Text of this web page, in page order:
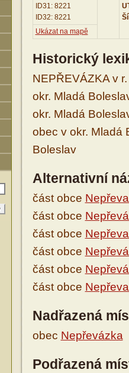
ID31: 8221
ID32: 8221
Ukázat na mapě
Historický
NEPŘEVÁZKA v
okr. Mladá
okr. Mladá
obec v okr. Mladá
Boleslav
Alternativní
část obce
část obce
část obce
část obce
část obce
část obce
Nadřazená
obec Nepřevázka
Podřazená